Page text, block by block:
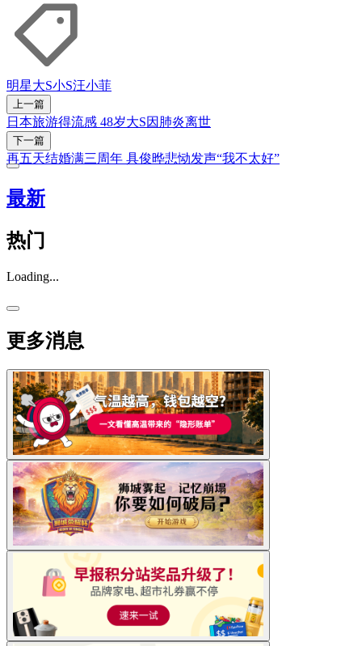
明星大S小S汪小菲
上一篇
日本旅游得流感 48岁大S因肺炎离世
下一篇
再五天结婚满三周年 具俊晔悲恸发声“我不太好”
最新
热门
Loading...
更多消息